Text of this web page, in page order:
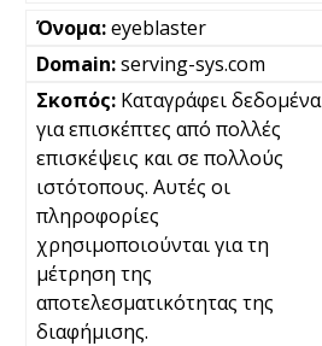
eyeblaster
serving-sys.com
Καταγράφει δεδομένα
για επισκέπτες από πολλές
επισκέψεις και σε πολλούς
ιστότοπους. Αυτές οι
πληροφορίες
χρησιμοποιούνται για τη
μέτρηση της
αποτελεσματικότητας της
διαφήμισης.